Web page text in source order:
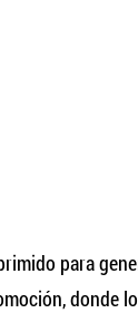
para
donde